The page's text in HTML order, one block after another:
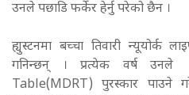
उनले पछाडि फर्केर हेर्नु परेको छैन ।
ह्युस्टनमा बच्चा तिवारी न्यूयोर्क
गनिन्छन् । प्रत्येक वर्ष
Table(MDRT) पुरस्कार पाउने